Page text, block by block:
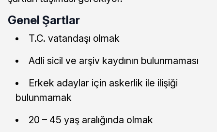
Genel Şartlar
T.C. vatandaşı olmak
Adli sicil ve arşiv kaydının bulunmaması
Erkek adaylar için askerlik ile ilişiği
bulunmamak
20 – 45 yaş aralığında olmak